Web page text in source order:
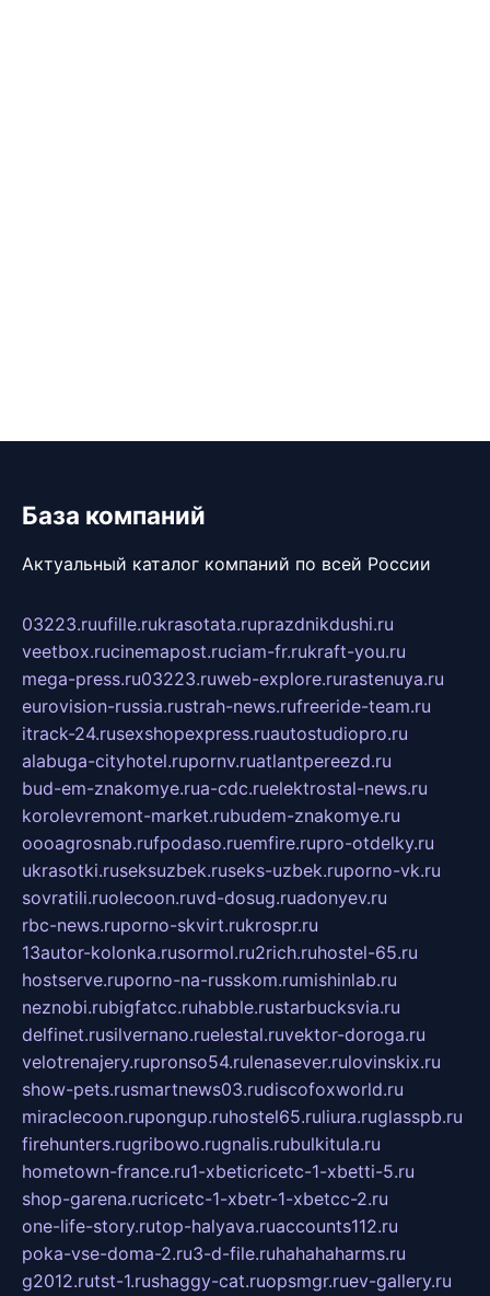
База компаний
Актуальный каталог компаний по всей России
03223.ruufille.rukrasotata.ruprazdnikdushi.ru
veetbox.rucinemapost.ruciam-fr.rukraft-you.ru
mega-press.ru03223.ruweb-explore.rurastenuya.ru
eurovision-russia.rustrah-news.rufreeride-team.ru
itrack-24.rusexshopexpress.ruautostudiopro.ru
alabuga-cityhotel.rupornv.ruatlantpereezd.ru
bud-em-znakomye.rua-cdc.ruelektrostal-news.ru
korolevremont-market.rubudem-znakomye.ru
oooagrosnab.rufpodaso.ruemfire.rupro-otdelky.ru
ukrasotki.ruseksuzbek.ruseks-uzbek.ruporno-vk.ru
sovratili.ruolecoon.ruvd-dosug.ruadonyev.ru
rbc-news.ruporno-skvirt.rukrospr.ru
13autor-kolonka.rusormol.ru2rich.ruhostel-65.ru
hostserve.ruporno-na-russkom.rumishinlab.ru
neznobi.rubigfatcc.ruhabble.rustarbucksvia.ru
delfinet.rusilvernano.ruelestal.ruvektor-doroga.ru
velotrenajery.rupronso54.rulenasever.rulovinskix.ru
show-pets.rusmartnews03.rudiscofoxworld.ru
miraclecoon.rupongup.ruhostel65.ruliura.ruglasspb.ru
firehunters.rugribowo.rugnalis.rubulkitula.ru
hometown-france.ru1-xbeticricetc-1-xbetti-5.ru
shop-garena.rucricetc-1-xbetr-1-xbetcc-2.ru
one-life-story.rutop-halyava.ruaccounts112.ru
poka-vse-doma-2.ru3-d-file.ruhahahaharms.ru
g2012.rutst-1.rushaggy-cat.ruopsmgr.ruev-gallery.ru